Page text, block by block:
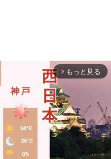
arrow_forward_ios もっと見る